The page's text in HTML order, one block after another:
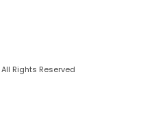
All Rights Reserved